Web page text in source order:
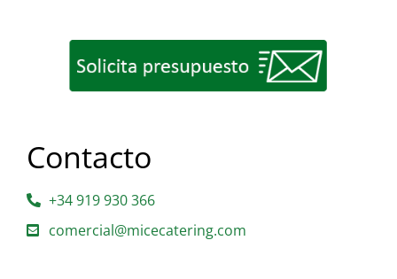
Contacto
+34 919 930 366
comercial@micecatering.com